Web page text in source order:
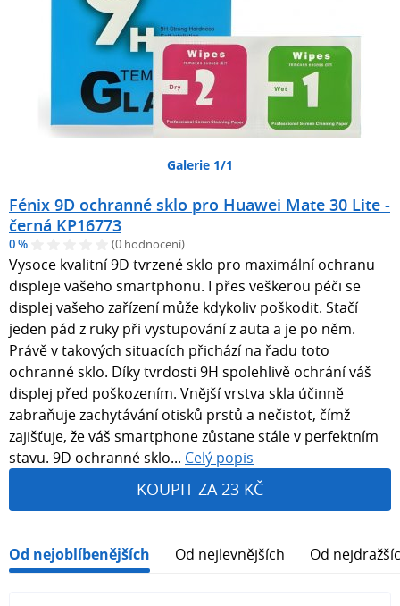
Galerie 1/1
Fénix 9D ochranné sklo pro Huawei Mate 30 Lite -
černá KP16773
0 % (0 hodnocení)
Vysoce kvalitní 9D tvrzené sklo pro maximální ochranu
displeje vašeho smartphonu. I přes veškerou péči se
displej vašeho zařízení může kdykoliv poškodit. Stačí
jeden pád z ruky při vystupování z auta a je po něm.
Právě v takových situacích přichází na řadu toto
ochranné sklo. Díky tvrdosti 9H spolehlivě ochrání váš
displej před poškozením. Vnější vrstva skla účinně
zabraňuje zachytávání otisků prstů a nečistot, čímž
zajišťuje, že váš smartphone zůstane stále v perfektním
stavu. 9D ochranné sklo... Celý popis
KOUPIT ZA 23 KČ
Od nejoblíbenějších Od nejlevnějších Od